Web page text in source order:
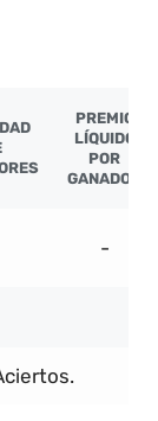
PREMIO
LÍQUIDO
POR
GANADOR
-